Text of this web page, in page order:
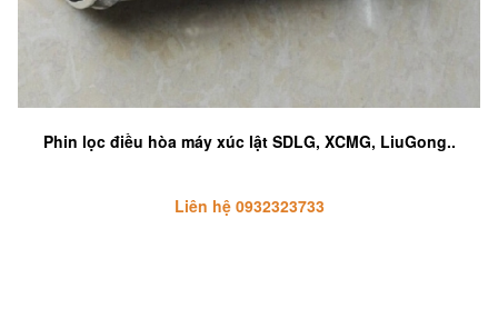
Phin lọc điều hòa máy xúc lật SDLG, XCMG, LiuGong..
Liên hệ 0932323733